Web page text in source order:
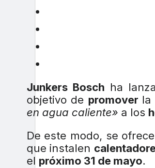
Junkers Bosch ha
objetivo de promover la
en agua caliente» a los
De este modo, se
que instalen
el próximo 31 de mayo.